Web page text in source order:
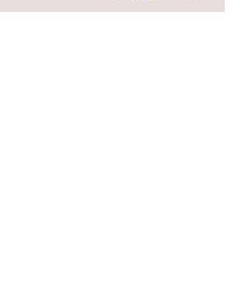
439 грн.549 грн.